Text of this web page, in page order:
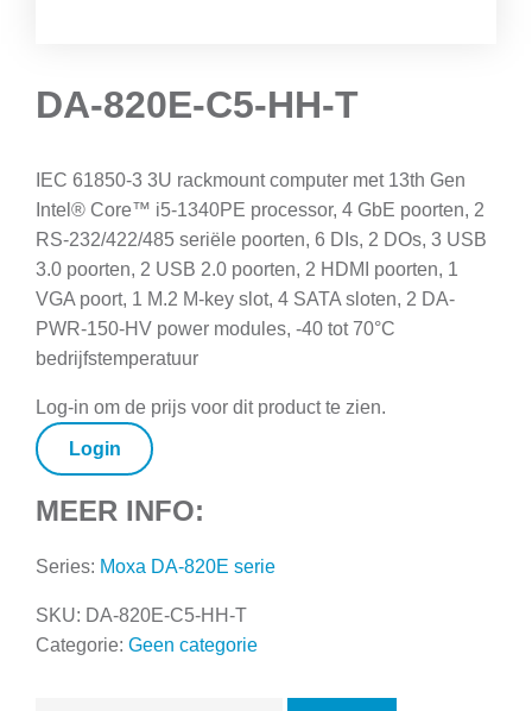
DA-820E-C5-HH-T
IEC 61850-3 3U rackmount computer met 13th Gen
Intel® Core™ i5-1340PE processor, 4 GbE poorten, 2
RS-232/422/485 seriële poorten, 6 DIs, 2 DOs, 3 USB
3.0 poorten, 2 USB 2.0 poorten, 2 HDMI poorten, 1
VGA poort, 1 M.2 M-key slot, 4 SATA sloten, 2 DA-
PWR-150-HV power modules, -40 tot 70°C
bedrijfstemperatuur
Log-in om de prijs voor dit product te zien.
Login
MEER INFO:
Series: Moxa DA-820E serie
SKU: DA-820E-C5-HH-T
Categorie: Geen categorie